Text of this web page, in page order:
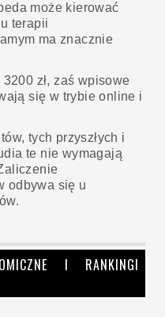
może kierować
terapii
ma znacznie
zł, zaś wpisowe
się w trybie online i
tych przyszłych i
te nie wymagają
odbywa się u
I RANKINGI